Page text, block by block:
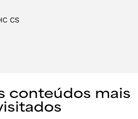
CS
conteúdos mais